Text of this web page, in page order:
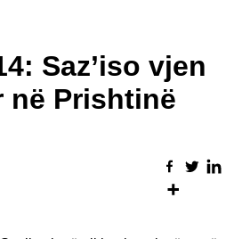
Saz’iso vjen
në Prishtinë